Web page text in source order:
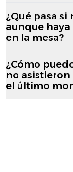
¿Qué pasa
aunque
en la mesa?
¿Cómo
no asistieron
el último